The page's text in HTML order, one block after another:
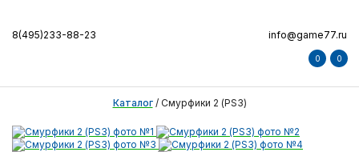
8(495)233-88-23 info@game77.ru
0 0
Каталог/ Смурфики 2 (PS3)